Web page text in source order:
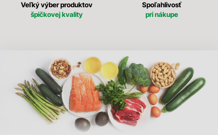
Veľký výber produktov
špičkovej kvality
Spoľahlivosť
pri nákupe